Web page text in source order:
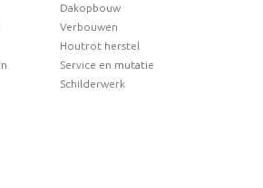
Dakopbouw
Verbouwen
Houtrot herstel
Service en mutatie
Schilderwerk